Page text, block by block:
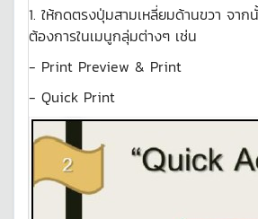
1. ให้กดตรงปุ่มสามเหลี่ยมด้านขวา จา
ต้องการในเมนูกลุ่มต่างๆ เช่น
- Print Preview & Print
- Quick Print